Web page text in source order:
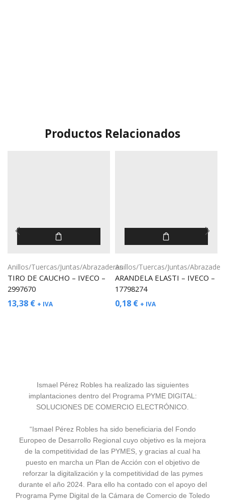
Productos Relacionados
Anillos/Tuercas/Juntas/Abrazaderas
TIRO DE CAUCHO – IVECO –
2997670
13,38 € + IVA
Anillos/Tuercas/Juntas/
ARANDELA ELASTI – IVECO –
17798274
0,18 € + IVA
Ismael Pérez Robles ha realizado las siguientes
implantaciones dentro del Programa PYME DIGITAL:
SOLUCIONES DE COMERCIO ELECTRÓNICO.
“Ismael Pérez Robles ha sido beneficiaria del Fondo
Europeo de Desarrollo Regional cuyo objetivo es la mejora
de la competitividad de las PYMES, y gracias al cual ha
puesto en marcha un Plan de Acción con el objetivo de
reforzar la digitalización y la competitividad de las pymes
durante el año 2024. Para ello ha contado con el apoyo del
Programa Pyme Digital de la Cámara de Comercio de Toledo